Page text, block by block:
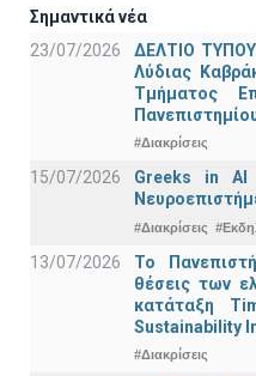
Σημαντικά νέα
23/07/2026
ΔΕΛΤΙΟ ΤΥΠΟΥ
Λύδιας
Τμήματος
#Διακρίσεις
15/07/2026
Greeks in
#Διακρίσεις
13/07/2026
Το
θέσεις των
κατάταξη
Sustainability
#Διακρίσεις